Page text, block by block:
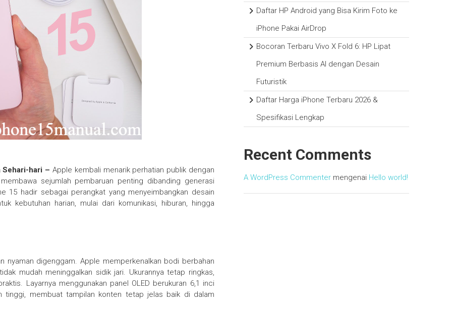
Sehari-hari –Apple kembali menarik perhatian publik dengan
sejumlah pembaruan penting dibanding generasi
15 hadir sebagai perangkat yang menyeimbangkan desain
kebutuhan harian, mulai dari komunikasi, hiburan, hingga
nyaman digenggam. Apple memperkenalkan bodi berbahan
mudah meninggalkan sidik jari. Ukurannya tetap ringkas,
Layarnya menggunakan panel OLED berukuran 6,1 inci
tinggi, membuat tampilan konten tetap jelas baik di dalam
Daftar HP Android yang Bisa Kirim Foto ke
iPhone Pakai AirDrop
Bocoran Terbaru Vivo X Fold 6: HP Lipat
Premium Berbasis AI dengan Desain
Futuristik
Daftar Harga iPhone Terbaru 2026 &
Spesifikasi Lengkap
Recent Comments
A WordPress Commenter mengenai Hello world!